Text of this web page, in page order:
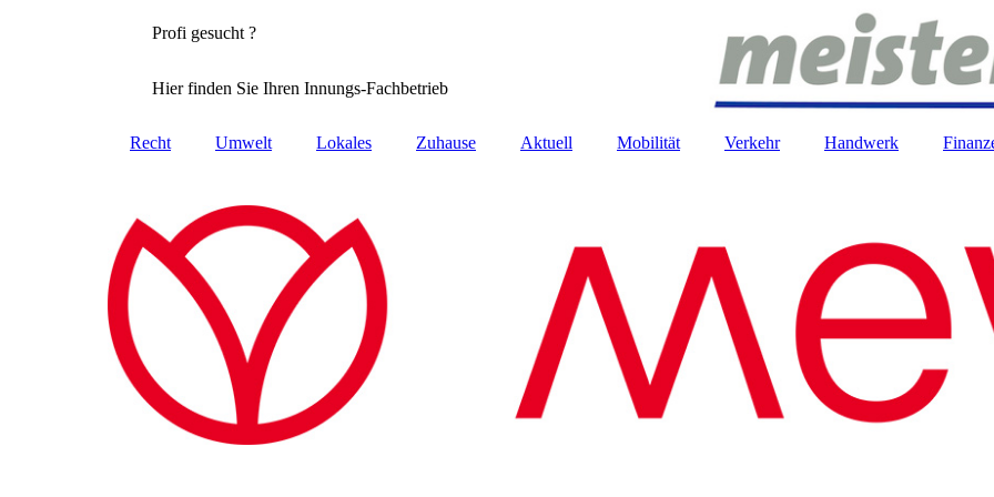
Profi gesucht ?
Hier finden Sie Ihren Innungs-Fachbetrieb
Recht Umwelt Lokales Zuhause Aktuell Mobilität Verkehr Handwerk